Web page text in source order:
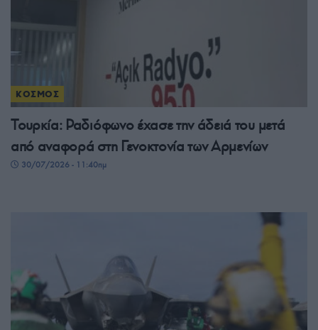
ΚΟΣΜΟΣ
Τουρκία: Ραδιόφωνο έχασε την άδειά του μετά
από αναφορά στη Γενοκτονία των Αρμενίων
30/07/2026 - 11:40πμ